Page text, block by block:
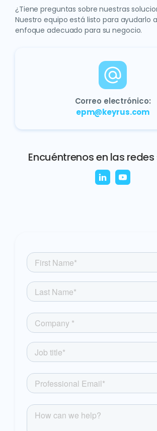
¿Tiene preguntas sobre nuestras
Nuestro equipo está listo para ayudarlo
enfoque adecuado para su negocio.
Correo electrónico:
epm@keyrus.com
Encuéntrenos en las